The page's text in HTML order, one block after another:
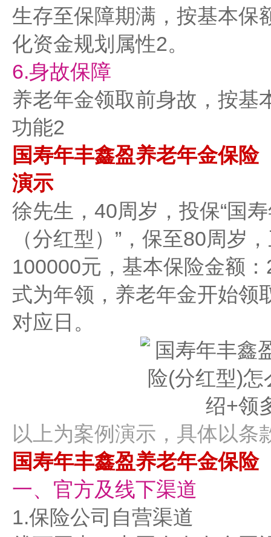
生存至保障期满，按基本保
化资金规划属性2。
6.‌身故保障‌
养老年金领取前身故，按基
功能2
国寿年丰鑫盈养老年金保险
演示
徐先生，40周岁，投保“国
（分红型）”，保至80周岁
100000元，基本保险金额
式为年领，养老年金开始领
对应日。
以上为案例演示，具体以条
国寿年丰鑫盈养老年金保险
一、官方及线下渠道
1.‌保险公司自营渠道‌